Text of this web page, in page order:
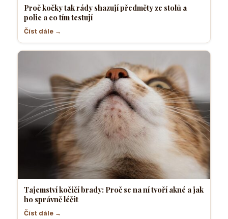
Proč kočky tak rády shazují předměty ze stolů a
polic a co tím testují
Číst dále →
Tajemství kočičí brady: Proč se na ní tvoří akné a jak
ho správně léčit
Číst dále →